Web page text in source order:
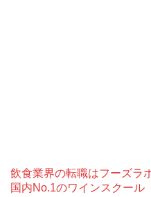
飲食業界の転職はフーズラ
国内No.1のワインスクール